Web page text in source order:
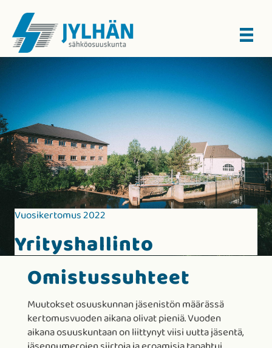
Vuosikertomus 2022
Yrityshallinto
Omistussuhteet
Muutokset osuuskunnan jäsenistön määrässä
kertomusvuoden aikana olivat pieniä. Vuoden
aikana osuuskuntaan on liittynyt viisi uutta jäsentä,